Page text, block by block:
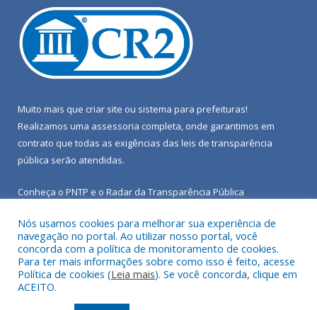
Muito mais que criar site ou sistema para prefeituras!
Realizamos uma assessoria completa, onde garantimos em
contrato que todas as exigências das leis de transparência
pública serão atendidas.
Conheça o PNTP e o Radar da Transparência Pública
Todos os direitos reservados a Câmara Municipal de Porto de
Moz.
Nós usamos cookies para melhorar sua experiência de
navegação no portal. Ao utilizar nosso portal, você
concorda com a política de monitoramento de cookies.
Para ter mais informações sobre como isso é feito, acesse
Política de cookies (Leia mais). Se você concorda, clique em
ACEITO.